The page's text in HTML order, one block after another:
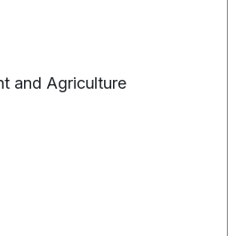
and Agriculture